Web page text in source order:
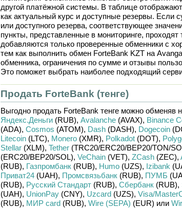
другой платёжной системы. В таблице
как актуальный курс и доступные резервы.
или доступного резерва, соответствующее
пункты, представленные в мониторинге,
добавляются только проверенные обменники с
тем как выполнить обмен ForteBank KZTна
обменника, ограничения по сумме и отзывы
Это поможет выбрать наиболее подходящий
Продать ForteBank (тенге)
Выгодно продать ForteBank тенгеможно обменяв
Яндекс.Деньги(RUB), Avalanche(AVAX), Binance
(ADA), Cosmos (ATOM), Dash(DASH), Dogecoin
Litecoin(LTC), Monero(XMR), Polkadot(DOT),
Stellar(XLM), Tether(TRC20/ERC20/BEP20/TON/
(ERC20/BEP20/SOL), VeChain(VET), ZCash(ZEC),
(RUB), Газпромбанк(RUB), Humo(UZS), Izibank
Приват24(UAH), Промсвязьбанк(RUB), ПУМБ
(RUB), Русский Стандарт(RUB), Сбербанк(RUB),
(UAH), UnionPay(CNY), Uzcard(UZS), Visa/
(RUB), МИР card(RUB), Wire (SEPA) (EUR) или